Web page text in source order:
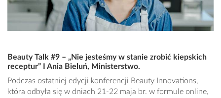
Beauty Talk #9 – „Nie jesteśmy w stanie zrobić kiepskich
receptur” I Ania Bieluń, Ministerstwo.
Podczas ostatniej edycji konferencji Beauty Innovations,
która odbyła się w dniach 21-22 maja br. w formule online,